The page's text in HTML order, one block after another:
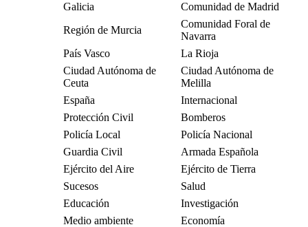
Galicia
Comunidad de Madrid
Región de Murcia
Comunidad Foral de
Navarra
País Vasco
La Rioja
Ciudad Autónoma de
Ceuta
Ciudad Autónoma de
Melilla
España
Internacional
Protección Civil
Bomberos
Policía Local
Policía Nacional
Guardia Civil
Armada Española
Ejército del Aire
Ejército de Tierra
Sucesos
Salud
Educación
Investigación
Medio ambiente
Economía